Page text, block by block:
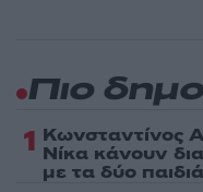
Πιο
1 Κωνσταντίνος
Νίκα κάνουν
με τα δύο